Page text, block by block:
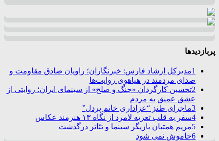
پربازدیدها
1مدیرکل ارشاد فارس: خبرنگاران؛ راویان صادق مقاومت و
صدای مردمند در هیاهوی روایت‌ها
2تحسین کارگردان «جنگ و صلح» از سینمای ایران؛ روایتی از
عشق عمیق به مردم
3ماجرای طنز “عزاداری خانم پردل”
4سفر به قلب تعزیه لامرد از نگاه ۱۳ هنرمند عکاس
5مریم همتیان بازیگر سینما و تئاتر درگذشت
6خاموش نمی شود